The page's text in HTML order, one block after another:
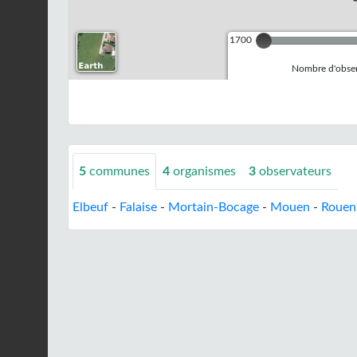
1700
Nombre
5 communes 4 organismes 3 observateurs
Elbeuf - Falaise - Mortain-Bocage - Mouen - Rouen